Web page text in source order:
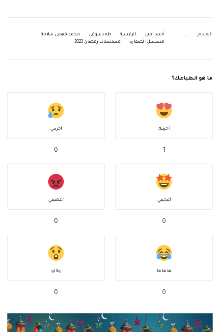
الوسوم أحمد أمين الرئيسية طه دسوقي
محمد فهمي سلامة
مسلسل الصفارة
مسلسلات رمضان 2023
ما هو انطباعك؟
أحببته
1
أحزنني
0
أعجبني
0
أغضبني
0
هاهاها
0
واااو
0